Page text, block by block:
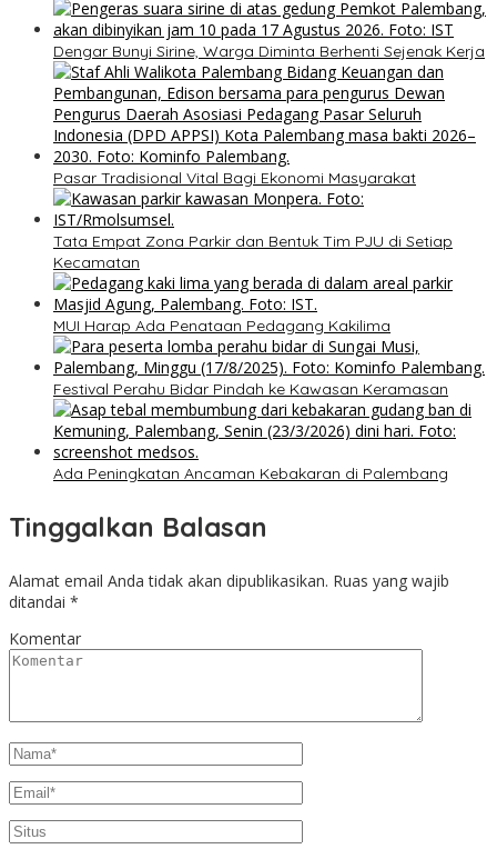
Dengar Bunyi Sirine, Warga Diminta Berhenti Sejenak Kerja
Pasar Tradisional Vital Bagi Ekonomi Masyarakat
Tata Empat Zona Parkir dan Bentuk Tim PJU di Setiap
Kecamatan
MUI Harap Ada Penataan Pedagang Kakilima
Festival Perahu Bidar Pindah ke Kawasan Keramasan
Ada Peningkatan Ancaman Kebakaran di Palembang
Tinggalkan Balasan
Alamat email Anda tidak akan dipublikasikan. Ruas yang wajib
ditandai *
Komentar